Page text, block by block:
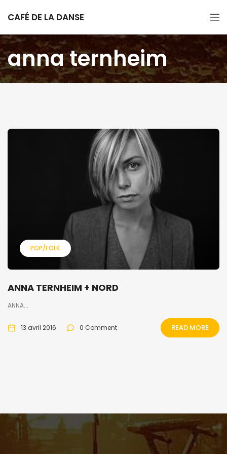
CAFÉ DE LA DANSE
anna ternheim
POP/FOLK
ANNA TERNHEIM + NORD
ANNA...
13 avril 2016 0 Comment READ MORE